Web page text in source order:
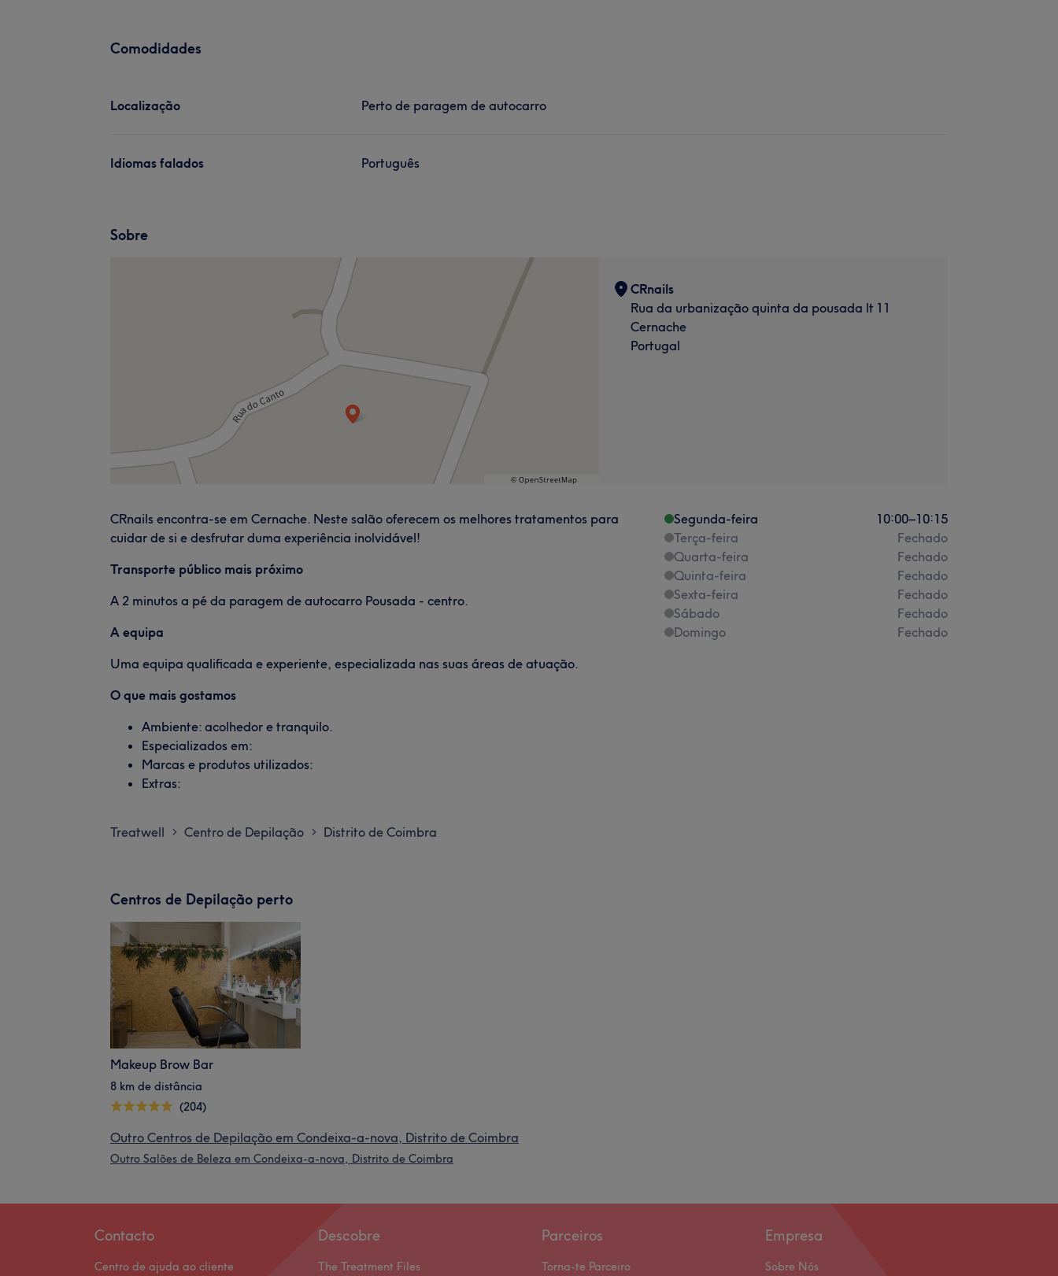
Comodidades
Localização Perto de paragem de autocarro
Idiomas falados Português
Sobre
CRnails
Rua da urbanização quinta da pousada lt 11
Cernache
Portugal
CRnails encontra-se em Cernache. Neste salão oferecem os melhores tratamentos para
cuidar de si e desfrutar duma experiência inolvidável!
Transporte público mais próximo
A 2 minutos a pé da paragem de autocarro Pousada - centro.
A equipa
Uma equipa qualificada e experiente, especializada nas suas áreas de atuação.
O que mais gostamos
Ambiente: acolhedor e tranquilo.
Especializados em:
Marcas e produtos utilizados:
Extras:
Segunda-feira 10:00–10:15
Terça-feira
Fechado
Quarta-feira
Fechado
Quinta-feira
Fechado
Sexta-feira
Fechado
Sábado
Fechado
Domingo
Fechado
Treatwell > Centro de Depilação > Distrito de Coimbra
Centros de Depilação perto
Makeup Brow Bar
8 km de distância
(204)
Outro Centros de Depilação em Condeixa-a-nova, Distrito de Coimbra
Outro Salões de Beleza em Condeixa-a-nova, Distrito de Coimbra
Contacto
Centro de ajuda ao cliente
Descobre
The Treatment Files
Parceiros
Torna-te Parceiro
Empresa
Sobre Nós